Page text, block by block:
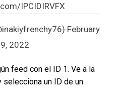
IPCIDIRVFX
February
2022
feed con el ID 1. Ve a la
selecciona un ID de un